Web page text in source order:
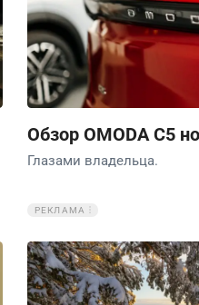
Обзор OMODA C5
Глазами владельца.
РЕКЛАМА